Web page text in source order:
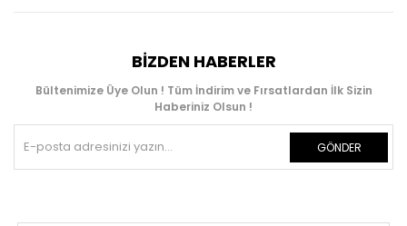
BIZDEN HABERLER
Bültenimize Üye Olun ! Tüm İndirim ve Fırsatlardan İlk Sizin
Haberiniz Olsun !
GÖNDER